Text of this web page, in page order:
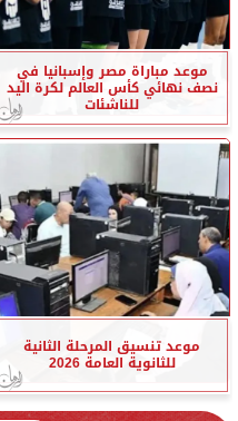
موعد مباراة مصر وإسبانيا في
نصف نهائي كأس العالم لكرة اليد
للناشئات
موعد تنسيق المرحلة الثانية
للثانوية العامة 2026